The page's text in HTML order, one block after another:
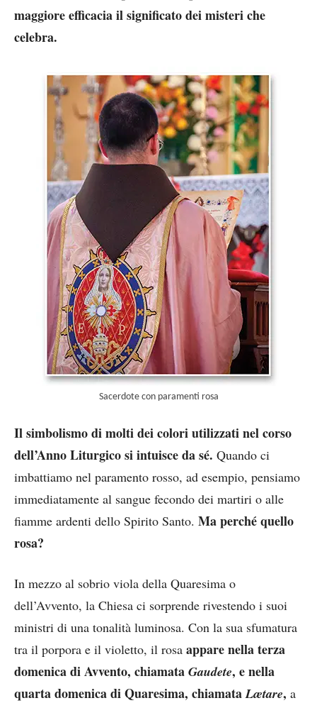
maggiore efficacia il significato dei misteri che
celebra.
Sacerdote con paramenti rosa
Il simbolismo di molti dei colori utilizzati nel corso
dell’Anno Liturgico si intuisce da sé. Quando ci
imbattiamo nel paramento rosso, ad esempio, pensiamo
immediatamente al sangue fecondo dei martiri o alle
fiamme ardenti dello Spirito Santo. Ma perché quello
rosa?
In mezzo al sobrio viola della Quaresima o
dell’Avvento, la Chiesa ci sorprende rivestendo i suoi
ministri di una tonalità luminosa. Con la sua sfumatura
tra il porpora e il violetto, il rosa appare nella terza
domenica di Avvento, chiamata Gaudete, e nella
quarta domenica di Quaresima, chiamataLætare, a